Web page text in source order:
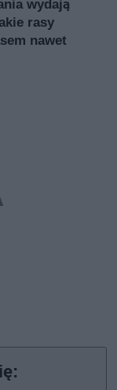
wydają
rasy
nawet